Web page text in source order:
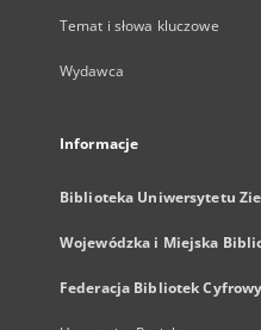
Temat i słowa kluczowe
Wydawca
Informacje
Biblioteka Uniwersytetu
Wojewódzka i Miejska
Federacja Bibliotek